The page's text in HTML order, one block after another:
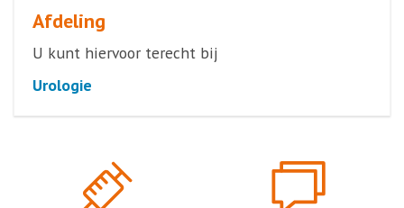
Afdeling
U kunt hiervoor terecht bij
Urologie